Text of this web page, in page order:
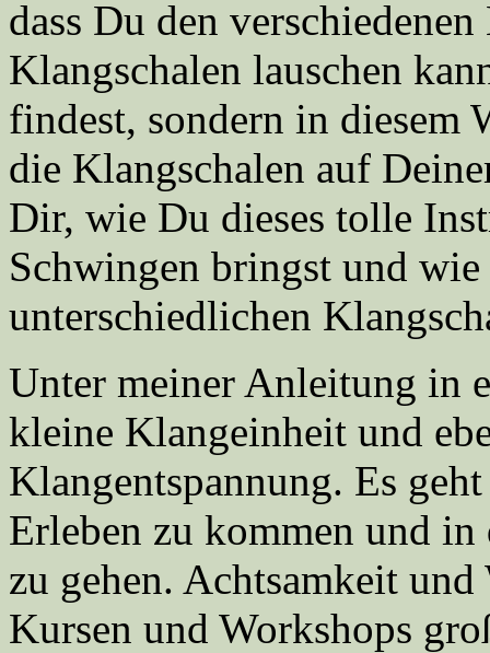
dass Du den
Klangschalen lauschen
findest, sondern in diesem
die Klangschalen auf
Dir, wie Du dieses tolle
Schwingen bringst und
unterschiedlichen
Unter meiner Anleitung in
kleine Klangeinheit und
Klangentspannung. Es
Erleben zu kommen und
zu gehen. Achtsamkeit
Kursen und Workshops